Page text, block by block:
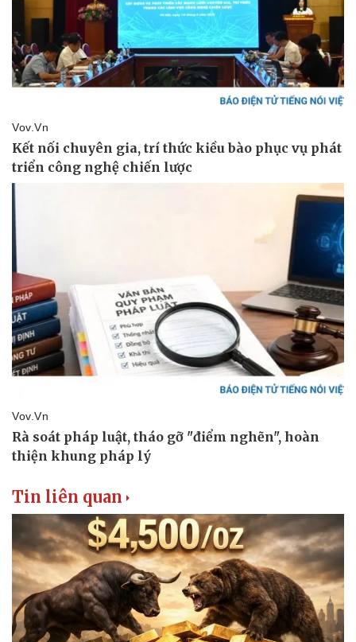
Thể thao
Bóng đá
Lịch thi đấu bóng đá
Thế giới thể thao
eSports
Hậu trường
Ô tô - Xe máy
Ô tô
Xe máy
Tư vấn
Tin liên quan